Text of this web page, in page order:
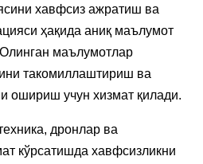
хавфсиз ажратиш ва
ҳақида аниқ маълумот
маълумотлар
такомиллаштириш ва
ошириш учун хизмат қилади.
дронлар ва
кўрсатишда хавфсизликни